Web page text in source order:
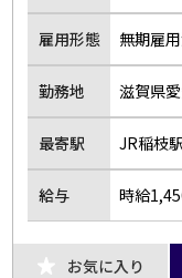
雇用形態 無期雇
勤務地 滋賀県
最寄駅 JR稲枝
給与 時給
お気に入り